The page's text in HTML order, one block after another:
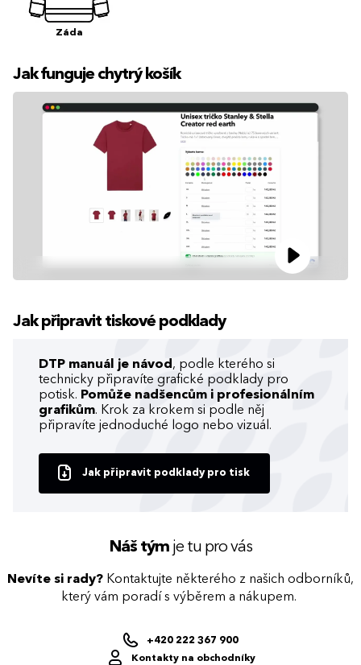
Záda
Jak funguje chytrý košík
Jak připravit tiskové podklady
DTP manuál je návod , podle kterého si
technicky připravíte grafické podklady pro
potisk. Pomůže nadšencům i profesionálním
grafikům. Krok za krokem si podle něj
připravíte jednoduché logo nebo vizuál.
Jak připravit podklady pro tisk
Náš týmje tu pro vás
Nevíte si rady? Kontaktujte některého z našich odborníků,
který vám poradí s výběrem a nákupem.
+420 222 367 900
Kontakty na obchodníky